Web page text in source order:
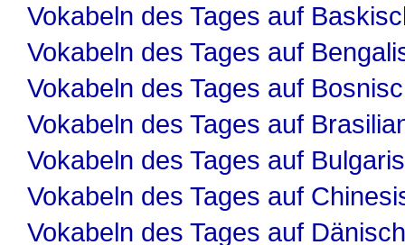
Vokabeln des Tages auf
Vokabeln des Tages auf
Vokabeln des Tages auf
Vokabeln des Tages auf
Vokabeln des Tages auf
Vokabeln des Tages auf
Vokabeln des Tages auf Dänisch